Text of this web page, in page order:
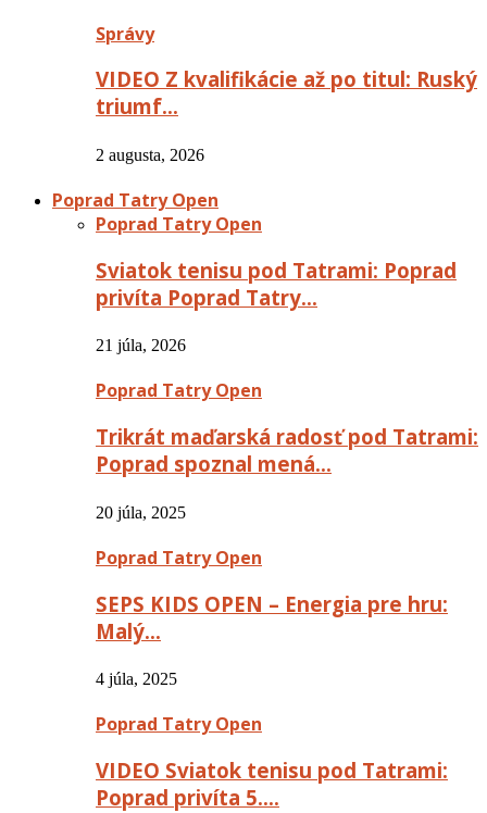
Správy
VIDEO Z kvalifikácie až po titul: Ruský
triumf…
2 augusta, 2026
Poprad Tatry Open
Poprad Tatry Open
Sviatok tenisu pod Tatrami: Poprad
privíta Poprad Tatry…
21 júla, 2026
Poprad Tatry Open
Trikrát maďarská radosť pod Tatrami:
Poprad spoznal mená…
20 júla, 2025
Poprad Tatry Open
SEPS KIDS OPEN – Energia pre hru:
Malý…
4 júla, 2025
Poprad Tatry Open
VIDEO Sviatok tenisu pod Tatrami:
Poprad privíta 5….